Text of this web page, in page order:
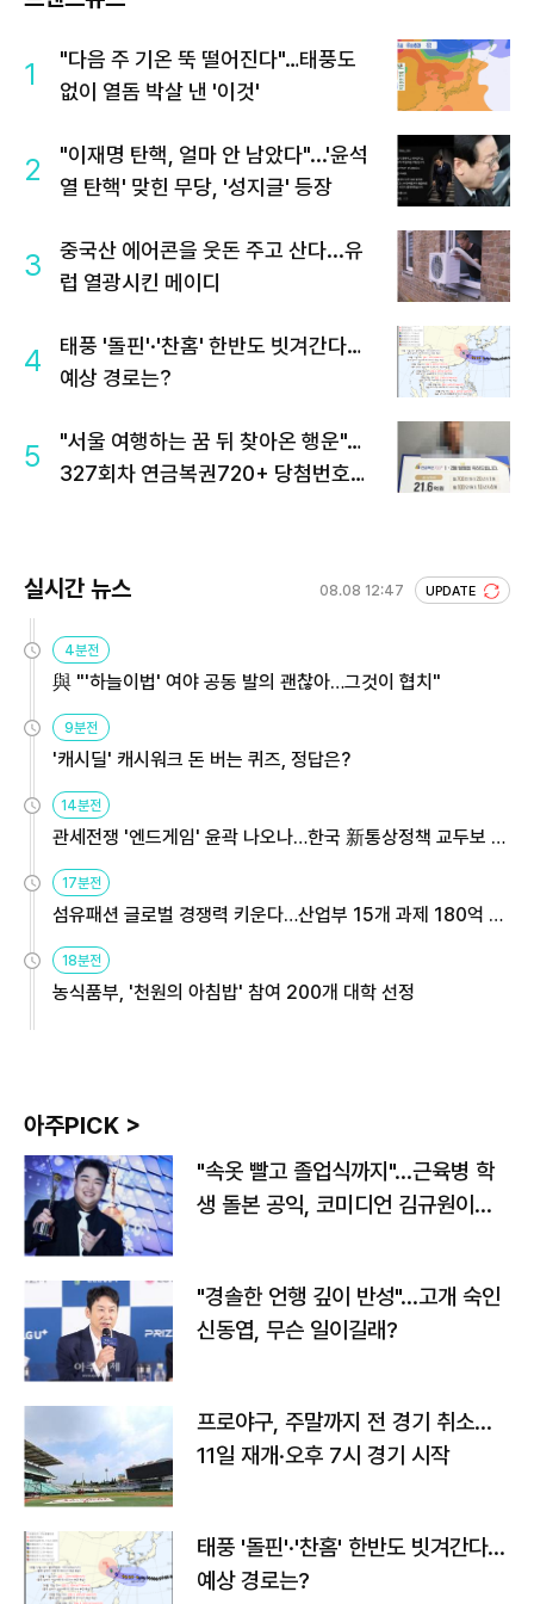
1
"다음 주 기온 뚝 떨어진다"…태풍도
없이 열돔 박살 낸 '이것'
2
"이재명 탄핵, 얼마 안 남았다"...'윤석
열 탄핵' 맞힌 무당, '성지글' 등장
3
중국산 에어콘을 웃돈 주고 산다...유
럽 열광시킨 메이디
4
태풍 '돌핀'·'찬홈' 한반도 빗겨간다…
예상 경로는?
5
"서울 여행하는 꿈 뒤 찾아온 행운"…
327회차 연금복권720+ 당첨번호조
실시간 뉴스 08.08 12:47 UPDATE
4분전
與 "'하늘이법' 여야 공동 발의 괜찮아…그것이 협치"
9분전
'캐시딜' 캐시워크 돈 버는 퀴즈, 정답은?
14분전
관세전쟁 '엔드게임' 윤곽 나오나…한국 新통상정책 교두보 활
용해야
17분전
섬유패션 글로벌 경쟁력 키운다…산업부 15개 과제 180억 지
원
18분전
농식품부, '천원의 아침밥' 참여 200개 대학 선정
아주PICK >
"속옷 빨고 졸업식까지"…근육병 학
생 돌본 공익, 코미디언 김규원이었
"경솔한 언행 깊이 반성"…고개 숙인
신동엽, 무슨 일이길래?
프로야구, 주말까지 전 경기 취소…
11일 재개·오후 7시 경기 시작
태풍 '돌핀'·'찬홈' 한반도 빗겨간다…
예상 경로는?